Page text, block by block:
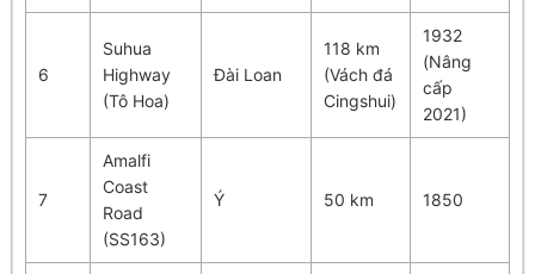
6
Suhua
Highway
(Tô Hoa)
Đài Loan
118 km
(Vách đá
Cingshui)
1932
(Nâng
cấp
2021)
7
Amalfi
Coast
Road
(SS163)
Ý 50 km 1850